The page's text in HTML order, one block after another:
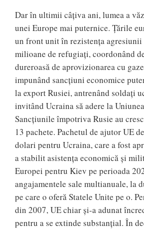
Dar în ultimii câțiva ani, lumea a
unei Europe mai puternice. Țările
un front unit în rezistența agresiunii
milioane de refugiați, coordonând
dureroasă de aprovizionarea cu
impunând sancțiuni economice
la export Rusiei, antrenând soldați
invitând Ucraina să adere la
Sancțiunile împotriva Rusie au
13 pachete. Pachetul de ajutor UE
dolari pentru Ucraina, care a fost
a stabilit asistența economică și
Europei pentru Kiev pe perioada
angajamentele sale multianuale, la
pe care o oferă Statele Unite pe o.
din 2007, UE chiar și-a adunat
pentru a se extinde substanțial. În